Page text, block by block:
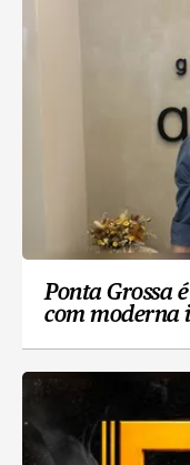
Ponta Grossa
com moderna